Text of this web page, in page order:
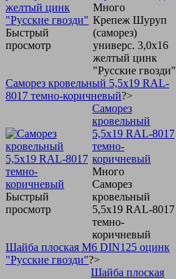
Быстрый
просмотр
Много
Крепеж Шуруп
(саморез)
универс. 3,0х16
желтый цинк
"Русские гвозди"
Саморез кровельный 5,5х19 RAL-
8017 темно-коричневый?>
Быстрый
просмотр
Саморез
кровельный
5,5х19 RAL-8017
темно-
коричневый
Много
Саморез
кровельный
5,5х19 RAL-8017
темно-
коричневый
Шайба плоская М6 DIN125 оцинк
"Русские гвозди"?>
Шайба плоская